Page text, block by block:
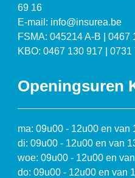
69 16
E-mail: info@insurea.be
FSMA: 045214 A-B | 0467
KBO: 0467 130 917 | 0731
Openingsuren
ma: 09u00 - 12u00 en van
di: 09u00 - 12u00 en van
woe: 09u00 - 12u00 en
do: 09u00 - 12u00 en van